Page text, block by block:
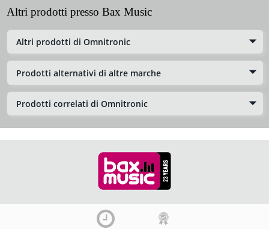
Altri prodotti presso Bax Music
Altri prodotti di Omnitronic
Prodotti alternativi di altre marche
Prodotti correlati di Omnitronic